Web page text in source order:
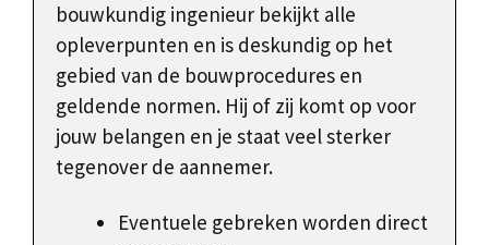
bouwkundig ingenieur bekijkt alle
opleverpunten en is deskundig op het
gebied van de bouwprocedures en
geldende normen. Hij of zij komt op voor
jouw belangen en je staat veel sterker
tegenover de aannemer.
Eventuele gebreken worden direct